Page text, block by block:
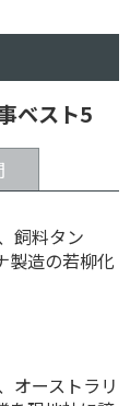
ベスト5
飼料タン
製造の若柳化
オーストラリ